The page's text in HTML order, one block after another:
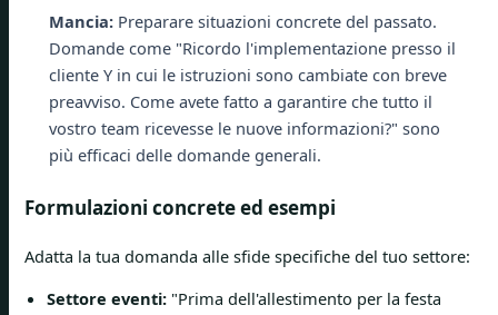
Mancia:Preparare situazioni concrete del passato.
Domande come "Ricordo l'implementazione presso il
cliente Y in cui le istruzioni sono cambiate con breve
preavviso. Come avete fatto a garantire che tutto il
vostro team ricevesse le nuove informazioni?" sono
più efficaci delle domande generali.
Formulazioni concrete ed esempi
Adatta la tua domanda alle sfide specifiche del tuo settore:
Settore eventi: "Prima dell'allestimento per la festa